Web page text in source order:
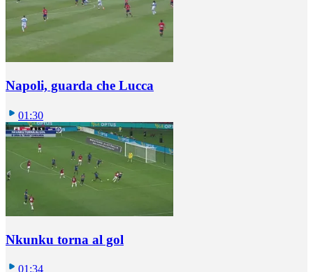
Napoli, guarda che Lucca
01:30
Nkunku torna al gol
01:34